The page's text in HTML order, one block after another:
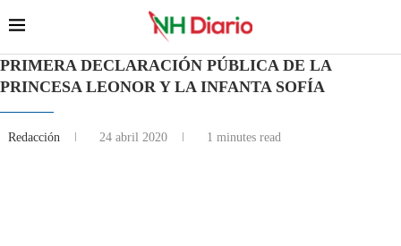
PRIMERA DECLARACIÓN PÚBLICA DE LA
PRINCESA LEONOR Y LA INFANTA SOFÍA
Redacción 24 abril 2020 1 minutes read